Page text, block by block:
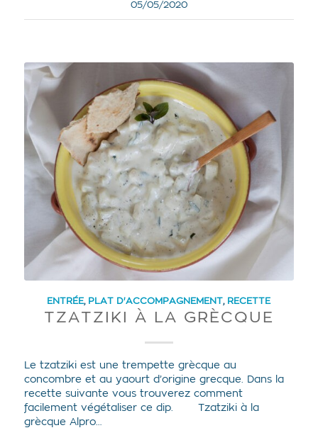
05/05/2020
ENTRÉE, PLAT D'ACCOMPAGNEMENT, RECETTE
TZATZIKI À LA GRÈCQUE
Le tzatziki est une trempette grècque au
concombre et au yaourt d’origine grecque. Dans la
recette suivante vous trouverez comment
facilement végétaliser ce dip. Tzatziki à la
grècque Alpro…